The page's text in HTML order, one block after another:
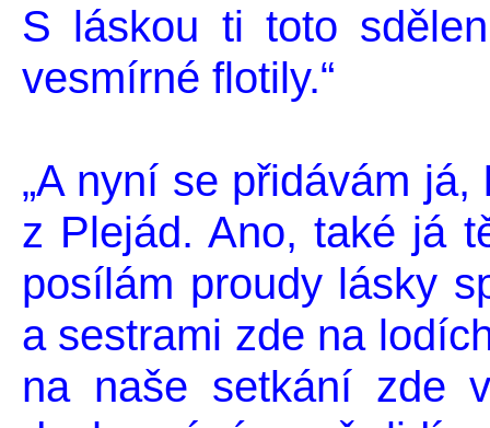
S láskou ti toto
vesmírné flotily.“
„A nyní se přidávám já,
z Plejád. Ano, také já
posílám proudy lásky
a sestrami zde na
na naše setkání zde